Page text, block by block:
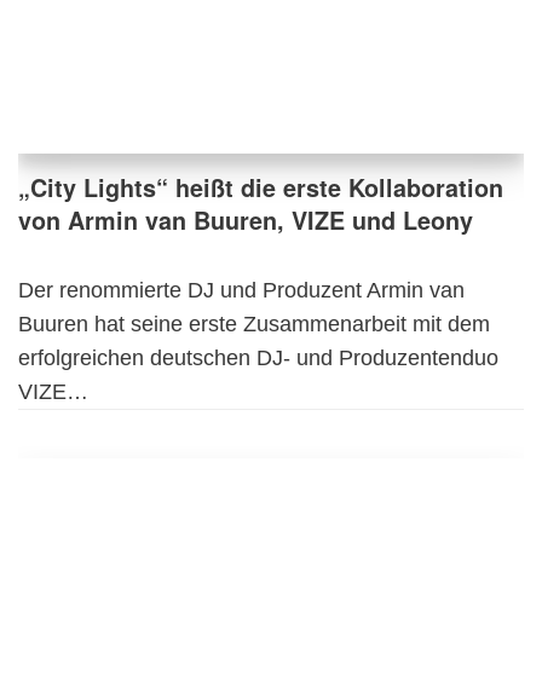
„City Lights“ heißt die erste Kollaboration
von Armin van Buuren, VIZE und Leony
Der renommierte DJ und Produzent Armin van
Buuren hat seine erste Zusammenarbeit mit dem
erfolgreichen deutschen DJ- und Produzentenduo
VIZE…